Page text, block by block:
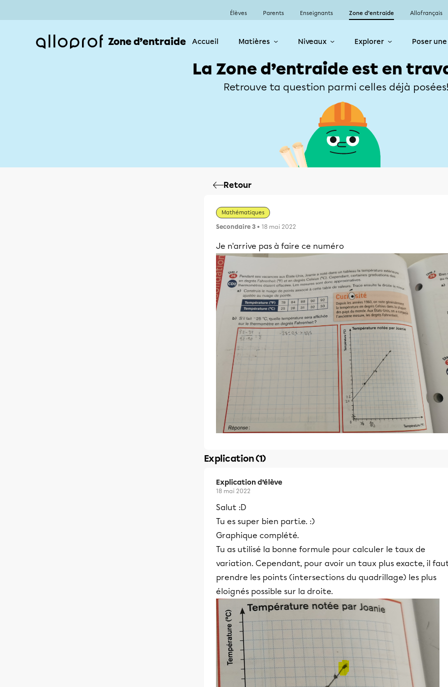
Élèves Parents Enseignants Zone d’entraide Allofrançais
Zone d’entraide Accueil Matières Niveaux Explorer Poser
La Zone d’entraide est en
Retrouve ta question parmi celles déjà
Retour
Mathématiques
Secondaire 3 • 18 mai 2022
Je n'arrive pas à faire ce numéro
Explication (1)
Explication d’élève
18 mai 2022
Salut :D
Tu es super bien parti.e. :)
Graphique complété.
Tu as utilisé la bonne formule pour calculer le taux de
variation. Cependant, pour avoir un taux plus exacte, il
prendre les points (intersections du quadrillage) les plus
éloignés possible sur la droite.